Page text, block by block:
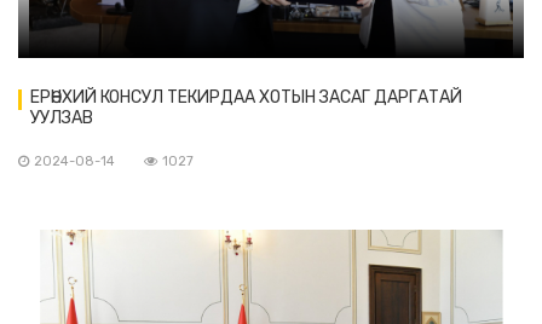
ЕРӨНХИЙ КОНСУЛ ТЕКИРДАА ХОТЫН ЗАСАГ ДАРГАТАЙ
УУЛЗАВ
2024-08-14 1027